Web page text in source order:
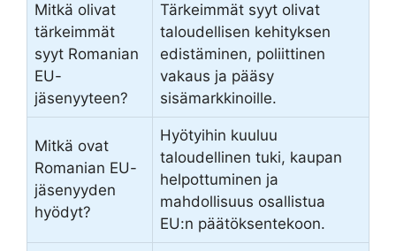
Mitkä olivat
tärkeimmät
syyt Romanian
EU-
jäsenyyteen?
Tärkeimmät syyt olivat
taloudellisen kehityksen
edistäminen, poliittinen
vakaus ja pääsy
sisämarkkinoille.
Mitkä ovat
Romanian EU-
jäsenyyden
hyödyt?
Hyötyihin kuuluu
taloudellinen tuki, kaupan
helpottuminen ja
mahdollisuus osallistua
EU:n päätöksentekoon.